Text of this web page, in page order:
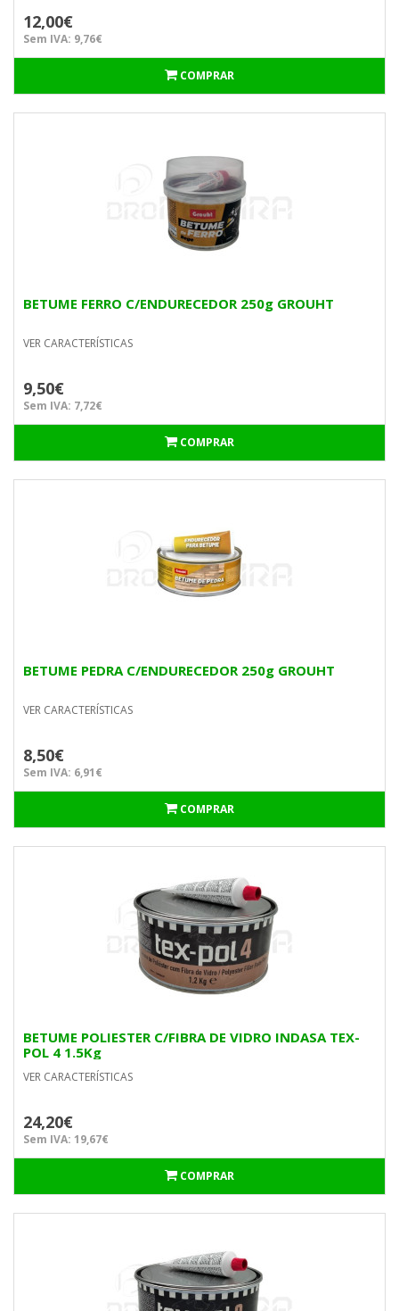
12,00€
Sem IVA: 9,76€
COMPRAR
BETUME FERRO C/ENDURECEDOR 250g GROUHT
VER CARACTERÍSTICAS
9,50€
Sem IVA: 7,72€
COMPRAR
BETUME PEDRA C/ENDURECEDOR 250g GROUHT
VER CARACTERÍSTICAS
8,50€
Sem IVA: 6,91€
COMPRAR
BETUME POLIESTER C/FIBRA DE VIDRO INDASA TEX-
POL 4 1.5Kg
VER CARACTERÍSTICAS
24,20€
Sem IVA: 19,67€
COMPRAR